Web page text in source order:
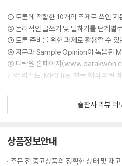
① 토론에 적합한 10개의 주제로 쓰인 지
② 논리적인 글쓰기 및 말하기를 단계별
③ 토론 준비를 위한 과제로 활용할 수
④ 지문과 Sample Opinion이 녹음된
⑤ 다락원 홈페이지
단어 리스트, MP3 file, 한글 해석 파일
『이 책의 구성』
경지식을 엿볼 수 있는 간단한 지문이 있
에 관해 자신의 경험과 간단한 배경지식
출판사 리뷰 더
상품정보안내
주문 전 중고상품의 정확한 상태 및 재